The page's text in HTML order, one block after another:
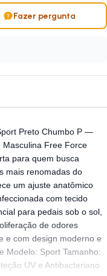
Fazer pergunta
Preto Chumbo P —
Masculina Free Force
para quem busca
mais renomadas do
um ajuste anatômico
com tecido
para pedais sob o sol,
de odores
e com design moderno e
Sport Tamanho:
UV e Antibacteriano